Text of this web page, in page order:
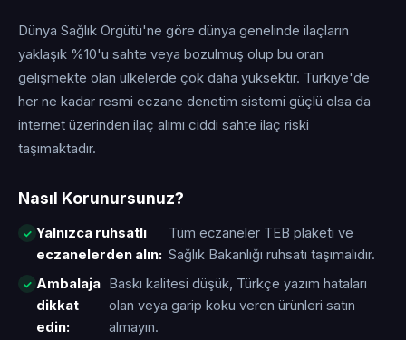
Dünya Sağlık Örgütü'ne göre dünya genelinde ilaçların
yaklaşık %10'u sahte veya bozulmuş olup bu oran
gelişmekte olan ülkelerde çok daha yüksektir. Türkiye'de
her ne kadar resmi eczane denetim sistemi güçlü olsa da
internet üzerinden ilaç alımı ciddi sahte ilaç riski
taşımaktadır.
Nasıl Korunursunuz?
Yalnızca ruhsatlı
eczanelerden alın:
Tüm eczaneler TEB plaketi ve
Sağlık Bakanlığı ruhsatı taşımalıdır.
Ambalaja
dikkat
edin:
Baskı kalitesi düşük, Türkçe yazım hataları
olan veya garip koku veren ürünleri satın
almayın.